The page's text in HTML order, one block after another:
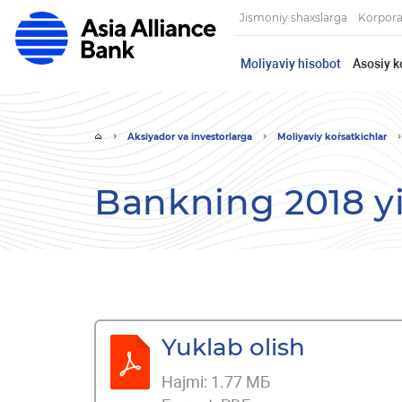
Jismoniy shaxslarga
Moliyaviy hisobot Asosiy
Aksiyador va investorlarga Moliyaviy ko`rsatkichlar
Bankning 2018
Yuklab olish
Hajmi: 1.77 МБ